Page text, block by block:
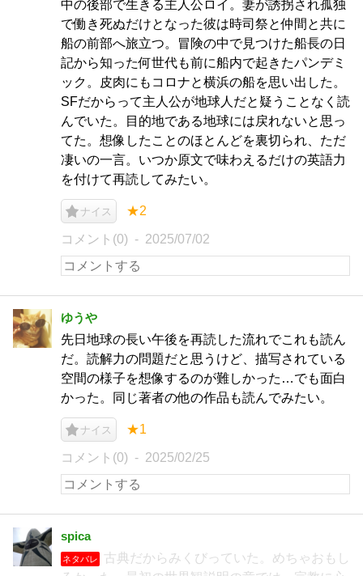
中の後部で生きる主人公ロイ。妻が誘拐され孤独
で働き死ぬだけとなった彼は時司祭と仲間と共に
船の前部へ旅立つ。冒険の中で見つけた船長の日
記から知った何世代も前に船内で起きたパンデミ
ック。皮肉にもコロナと横浜の船を思い出した。
SFだからって主人公が地球人だと疑うことなく読
んでいた。目的地である地球には戻れないと思っ
てた。想像したことのほとんどを裏切られ、ただ
凄いの一言。いつか原文で味わえるだけの英語力
を付けて再読してみたい。
ナイス ★2
コメント(0) 2025/07/02
ゆうや
先日地球の長い午後を再読した流れでこれも読ん
だ。読解力の問題だと思うけど、描写されている
空間の様子を想像するのが難しかった…でも面白
かった。同じ著者の他の作品も読んでみたい。
ナイス ★1
コメント(0) 2025/02/25
spica
ネタバレ
古典だからみくびっていた。めちゃおもし